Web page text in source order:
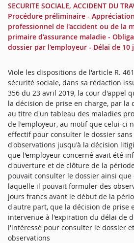
SECURITE SOCIALE, ACCIDENT DU
Procédure préliminaire -
professionnel de l'accident ou de la
primaire d'assurance maladie -
dossier par l'employeur - Délai de 10
Viole les dispositions de l'article R.
sécurité sociale, dans sa rédaction
356 du 23 avril 2019, la cour d'appel
la décision de prise en charge, par la
au titre d'un tableau des maladies
de l'employeur, au motif que celui-ci
effectif pour consulter le dossier
d'observations jusqu'à la décision
que l'employeur concerné avait été
d'ouverture et de clôture de la
pouvait consulter le dossier ainsi que
laquelle il pouvait formuler des
jours francs avant le début de la
d'autre part, que la décision de prise
intervenue à l'expiration du délai de
l'intéressé pour consulter le dossier
observations